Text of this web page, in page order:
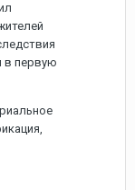
в первую